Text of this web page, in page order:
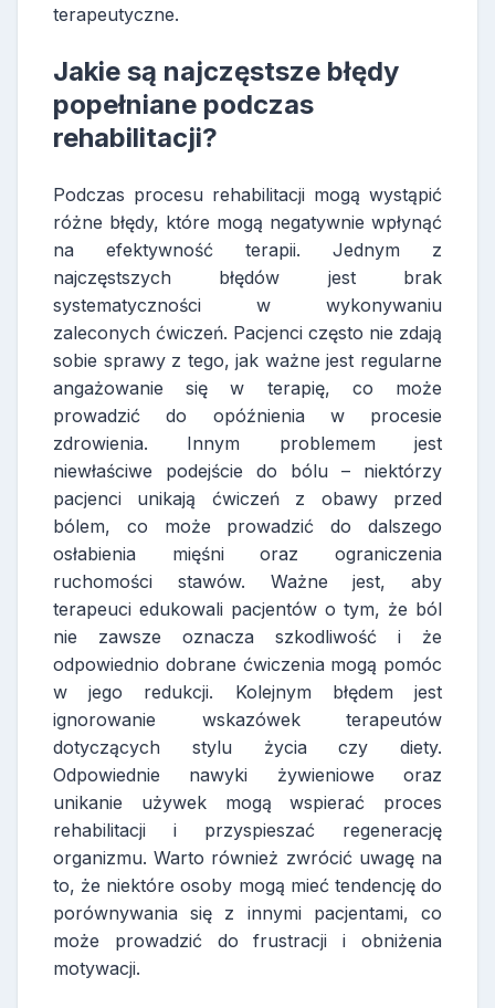
terapeutyczne.
Jakie są najczęstsze błędy
popełniane podczas
rehabilitacji?
Podczas procesu rehabilitacji mogą wystąpić
różne błędy, które mogą negatywnie wpłynąć
na efektywność terapii. Jednym z
najczęstszych błędów jest brak
systematyczności w wykonywaniu
zaleconych ćwiczeń. Pacjenci często nie zdają
sobie sprawy z tego, jak ważne jest regularne
angażowanie się w terapię, co może
prowadzić do opóźnienia w procesie
zdrowienia. Innym problemem jest
niewłaściwe podejście do bólu – niektórzy
pacjenci unikają ćwiczeń z obawy przed
bólem, co może prowadzić do dalszego
osłabienia mięśni oraz ograniczenia
ruchomości stawów. Ważne jest, aby
terapeuci edukowali pacjentów o tym, że ból
nie zawsze oznacza szkodliwość i że
odpowiednio dobrane ćwiczenia mogą pomóc
w jego redukcji. Kolejnym błędem jest
ignorowanie wskazówek terapeutów
dotyczących stylu życia czy diety.
Odpowiednie nawyki żywieniowe oraz
unikanie używek mogą wspierać proces
rehabilitacji i przyspieszać regenerację
organizmu. Warto również zwrócić uwagę na
to, że niektóre osoby mogą mieć tendencję do
porównywania się z innymi pacjentami, co
może prowadzić do frustracji i obniżenia
motywacji.